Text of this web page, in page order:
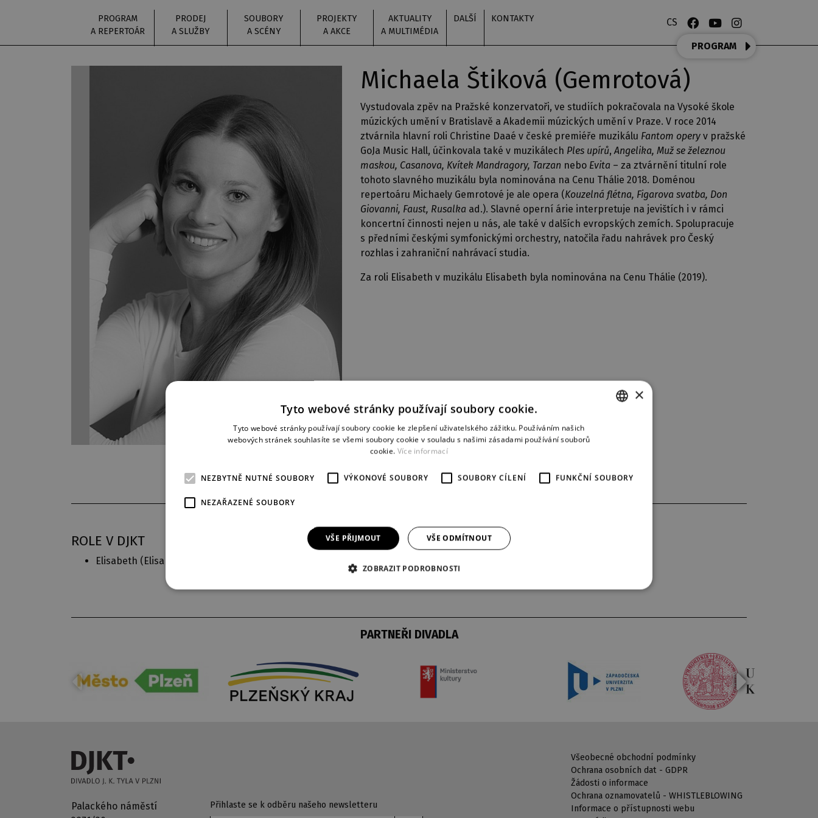
PROGRAM
A REPERTOÁR
PRODEJ
A SLUŽBY
SOUBORY
A SCÉNY
PROJEKTY
A AKCE
AKTUALITY
A MULTIMÉDIA
DALŠÍ KONTAKTY CS
PROGRAM
Michaela Štiková (Gemrotová)
Vystudovala zpěv na Pražské konzervatoři, ve studiích pokračovala na Vysoké škole
múzických umění v Bratislavě a Akademii múzických umění v Praze. V roce 2014
ztvárnila hlavní roli Christine Daaé v české premiéře muzikálu Fantom opery v pražské
GoJa Music Hall, účinkovala také v muzikálech Ples upírů,Angelika, Muž se železnou
maskou, Casanova, Kvítek Mandragory, Tarzan nebo Evita – za ztvárnění titulní role
tohoto slavného muzikálu byla nominována na Cenu Thálie 2018. Doménou
repertoáru Michaely Gemrotové je ale opera (Kouzelná flétna, Figarova svatba, Don
Giovanni, Faust, Rusalka ad.). Slavné operní árie interpretuje na jevištích i v rámci
koncertní činnosti nejen u nás, ale také v dalších evropských zemích. Spolupracuje
s předními českými symfonickými orchestry, natočila řadu nahrávek pro Český
rozhlas i zahraniční nahrávací studia.
Za roli Elisabeth v muzikálu Elisabeth byla nominována na Cenu Thálie (2019).
ROLE V DJKT
Elisabeth (Elisabeth
PARTNEŘI DIVADLA
Palackého náměstí
Přihlaste se k odběru našeho newsletteru
Všeobecné obchodní podmínky
Ochrana osobních dat - GDPR
Žádosti o informace
Ochrana oznamovatelů - WHISTLEBLOWING
Informace o přístupnosti webu
×
Tyto webové stránky používají soubory cookie.
Tyto webové stránky používají soubory cookie ke zlepšení uživatelského zážitku. Používáním našich
webových stránek souhlasíte se všemi soubory cookie v souladu s našimi zásadami používání souborů
cookie. Více informací
NEZBYTNĚ NUTNÉ SOUBORY VÝKONOVÉ SOUBORY SOUBORY CÍLENÍ FUNKČNÍ SOUBORY
NEZAŘAZENÉ SOUBORY
VŠE PŘIJMOUT VŠE ODMÍTNOUT
ZOBRAZIT PODROBNOSTI